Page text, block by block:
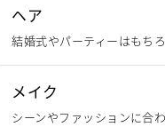
ヘア
結婚式やパーティーはもち
メイク
シーンやファッションに合